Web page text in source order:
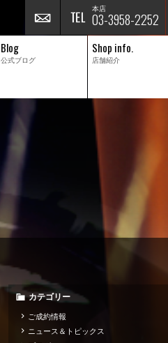
本店
03-3958-2252
Blog
公式ブログ
Shop info.
店舗紹介
カテゴリー
ご成約情報
ニュース＆トピックス